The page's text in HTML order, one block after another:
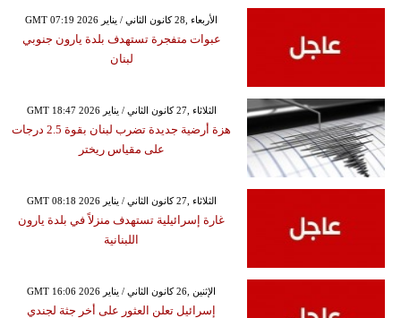
GMT 07:19 2026 الأربعاء ,28 كانون الثاني / يناير
عبوات متفجرة تستهدف بلدة يارون جنوبي
لبنان
GMT 18:47 2026 الثلاثاء ,27 كانون الثاني / يناير
هزة أرضية جديدة تضرب لبنان بقوة 2.5 درجات
على مقياس ريختر
GMT 08:18 2026 الثلاثاء ,27 كانون الثاني / يناير
غارة إسرائيلية تستهدف منزلاً في بلدة يارون
اللبنانية
GMT 16:06 2026 الإثنين ,26 كانون الثاني / يناير
إسرائيل تعلن العثور على أخر جثة لجندي